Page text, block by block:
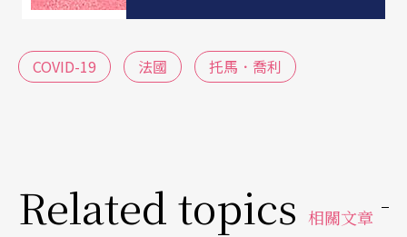
自總統親上火線說明紓困方案以來（註1），文化部
幾乎沒有任何後續行動。面對重新啟動，劇院不確
定合法的人數限制、觀眾席的間隔應該如何計算、
學生的基本觀眾群是否會引爆下一波疫情危機。許
多藝文工作者無法理解政府逐步放寬交通業、餐飲
COVID-19 法國 托馬．喬利
Related topics 相關文章